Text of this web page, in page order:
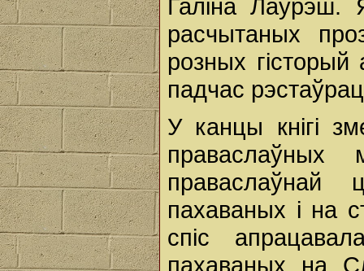
Галіна Лаўрэш.
расчытаных
розных гісторый
падчас
У канцы кнігі
праваслаўных
пахаваных і на
спіс
пахаваных на